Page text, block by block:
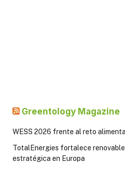
Greentology Magazine
WESS 2026 frente al reto
TotalEnergies fortalece
estratégica en Europa